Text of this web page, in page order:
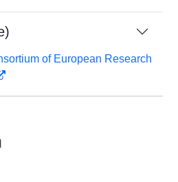
of European Research